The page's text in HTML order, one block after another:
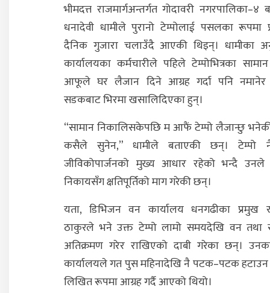
भीमदत्त राजमार्गअन्तर्गत गोदावरी नगरपालिका–४
धनादेवी धामीले पुरानो टेम्पोलाई पसलका रूपमा
दैनिक गुजारा चलाउँदै आएकी थिइन्। धामीका
कार्यालयका कर्मचारीले पहिले टेम्पोभित्रका
आफूले घर लैजान दिने आग्रह गर्दा पनि नमानेर
सडकबाट भिरमा खसालिदिएका हुन्।
“सामान निकालिसकेपछि म आफैं टेम्पो लैजान्छु
कसैले सुनेन,” धामीले बताएकी छन्। टेम्पो
जीविकोपार्जनको मुख्य आधार रहेको भन्दै उनले
निकायसँग क्षतिपूर्तिको माग गरेकी छन्।
यता, डिभिजन वन कार्यालय धनगढीका प्रमुख
ठाकुरले भने उक्त टेम्पो लामो समयदेखि वन तथा
अतिक्रमण गरेर राखिएको दाबी गरेका छन्।
कार्यालयले गत पुस महिनादेखि नै पटक–पटक
लिखित रूपमा आग्रह गर्दै आएको थियो।